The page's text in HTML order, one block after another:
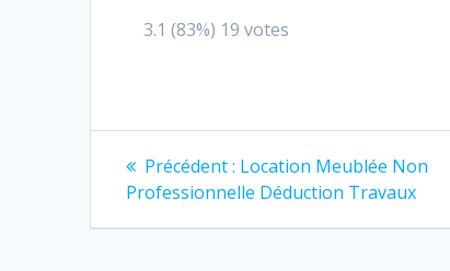
3.1 (83%) 19 votes
Navigation
de
Précédent : Article
précédent
Location Meublée Non
Professionnelle Déduction Travaux